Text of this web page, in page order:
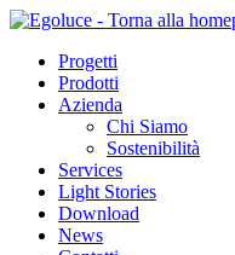
Progetti
Prodotti
Azienda
Chi Siamo
Sostenibilità
Services
Light Stories
Download
News